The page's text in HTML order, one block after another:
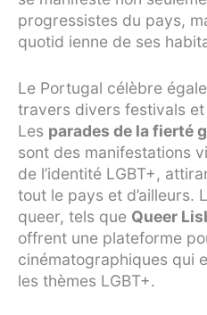
progressistes du pays,
quotid ienne de ses
Le Portugal célèbre
travers divers festivals
Les parades de la fierté
sont des manifestations
de l’identité LGBT+,
tout le pays et d’ailleurs.
queer, tels que Queer
offrent une plateforme
cinématographiques qui
les thèmes LGBT+.